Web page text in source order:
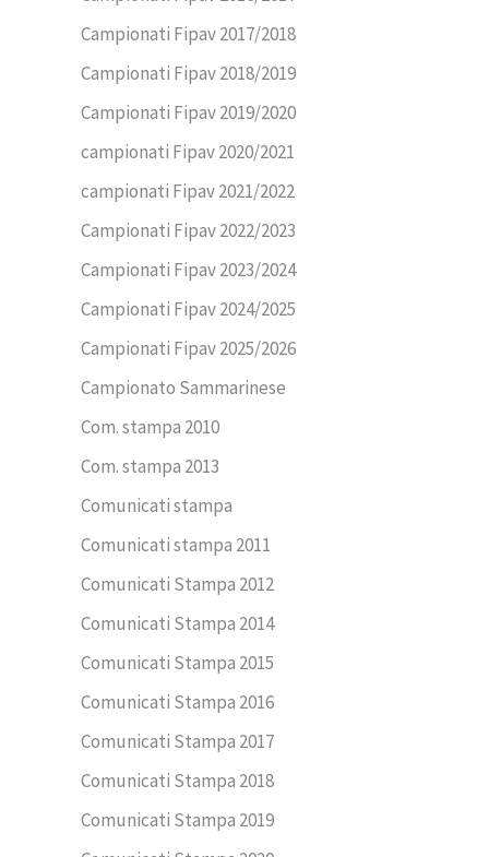
Campionati Fipav 2017/2018
Campionati Fipav 2018/2019
Campionati Fipav 2019/2020
campionati Fipav 2020/2021
campionati Fipav 2021/2022
Campionati Fipav 2022/2023
Campionati Fipav 2023/2024
Campionati Fipav 2024/2025
Campionati Fipav 2025/2026
Campionato Sammarinese
Com. stampa 2010
Com. stampa 2013
Comunicati stampa
Comunicati stampa 2011
Comunicati Stampa 2012
Comunicati Stampa 2014
Comunicati Stampa 2015
Comunicati Stampa 2016
Comunicati Stampa 2017
Comunicati Stampa 2018
Comunicati Stampa 2019